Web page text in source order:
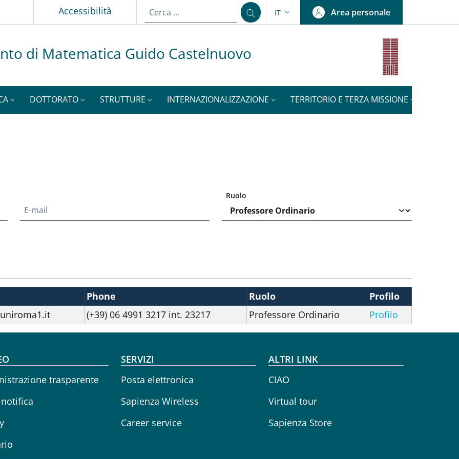
Accessibilità
SELETTORE LINGUA: CURRENT LANGUAGE
IT Area personale
di Matematica Guido Castelnuovo
DOTTORATO STRUTTURE INTERNAZIONALIZZAZIONE TERRITORIO E TERZA MISSIONE
E-mail
Ruolo
Phone Ruolo
Profilo
(+39) 06 4991 3217 int. 23217 Professore Ordinario Profilo
menu
trasparente
SERVIZI
Posta elettronica
Sapienza Wireless
Career service
ALTRI LINK
CIAO
Virtual tour
Sapienza Store